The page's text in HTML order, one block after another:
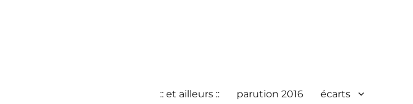
:: et ailleurs :: parution 2016 écarts